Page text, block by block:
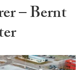
– Bernt